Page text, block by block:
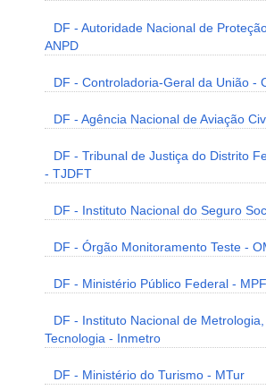
DF - Autoridade Nacional de
ANPD
DF - Controladoria-Geral da União -
DF - Agência Nacional de Aviação
DF - Tribunal de Justiça do Distrito
- TJDFT
DF - Instituto Nacional do Seguro
DF - Órgão Monitoramento Teste -
DF - Ministério Público Federal - MPF
DF - Instituto Nacional de
Tecnologia - Inmetro
DF - Ministério do Turismo - MTur